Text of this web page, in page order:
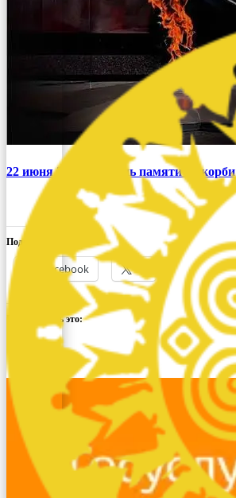
22 июня 2026г. — День памяти и скорби
Поделиться ссылкой:
Facebook
Понравилось это: